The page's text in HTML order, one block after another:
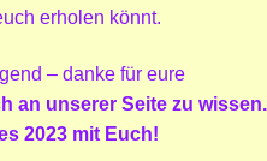
erholen könnt.
– danke für eure
an unserer Seite zu wissen.
2023 mit Euch!